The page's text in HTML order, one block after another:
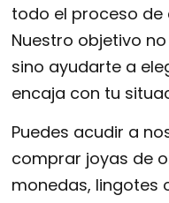
todo el proceso
Nuestro objetivo
sino ayudarte a
encaja con tu
Puedes acudir a
comprar joyas de
monedas, lingotes